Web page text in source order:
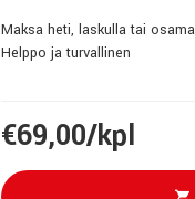
Maksa heti, laskulla tai
Helppo ja turvallinen
€69,00/kpl